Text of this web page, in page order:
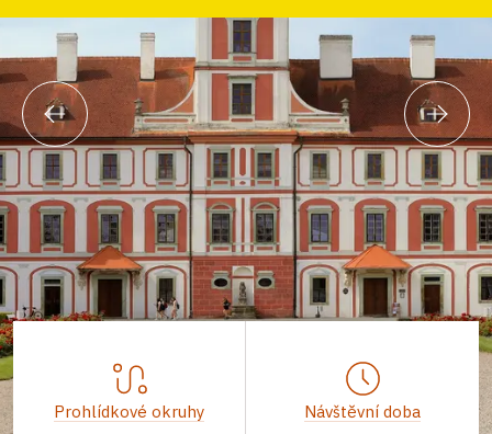
Prohlídkové okruhy Návštěvní doba